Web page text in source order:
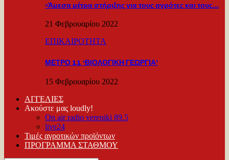
«Άμεσα μέτρα στήριξης για τους αγρότες και τους…
21 Φεβρουαρίου 2022
ΕΠΙΚΑΙΡΟΤΗΤΑ
ΜΕΤΡΟ 11 ‘ΒΙΟΛΟΓΙΚΗ ΓΕΩΡΓΙΑ’
15 Φεβρουαρίου 2022
ΑΓΓΕΛΙΕΣ
Ακούστε μας loudly!
On air radio vereniki 89.5
live24
Τιμές αγροτικών προϊόντων
ΠΡΟΓΡΑΜΜΑ ΣΤΑΘΜΟΥ